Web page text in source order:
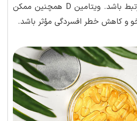
آلزایمر و پارکینسون مرتبط باشد. ویتامین D همچنین ممکن
و کاهش خطر افسردگی مؤثر باشد.